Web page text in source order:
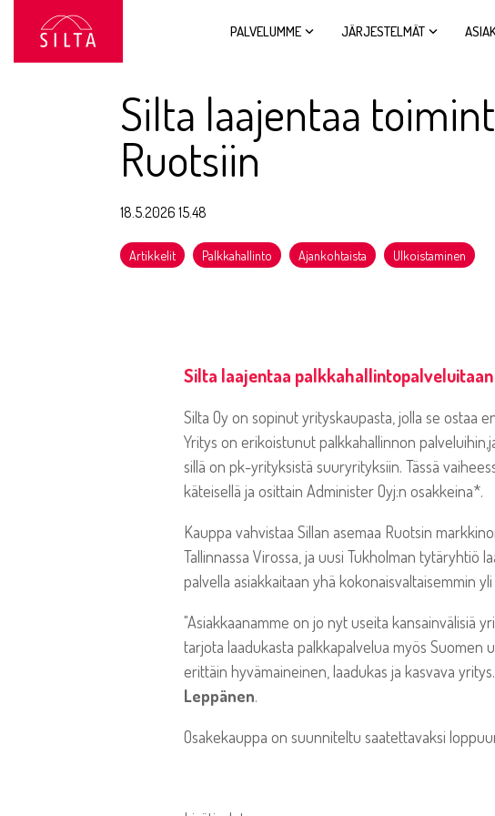
sisältöön.
PALVELUMME JÄRJESTELMÄT
Silta laajentaa
Ruotsiin
18.5.2026 15.48
Artikkelit Palkkahallinto Ajankohtaista Ulkoistaminen
Silta laajentaa
Silta Oy on sopinut yrityskaupasta, jolla se ostaa
Yritys on erikoistunut palkkahallinnon
sillä on pk-yrityksistä suuryrityksiin. Tässä
käteisellä ja osittain Administer Oyj:n osakkeina*.
Kauppa vahvistaa Sillan asemaa Ruotsin
Tallinnassa Virossa, ja uusi Tukholman tytäryhtiö
palvella asiakkaitaan yhä kokonaisvaltaisemmin
"Asiakkaanamme on jo nyt useita kansainvälisiä
tarjota laadukasta palkkapalvelua myös
erittäin hyvämaineinen, laadukas ja kasvava
Leppänen.
Osakekauppa on suunniteltu saatettavaksi